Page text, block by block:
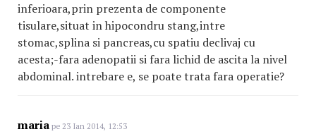
inferioara,prin prezenta de componente
tisulare,situat in hipocondru stang,intre
stomac,splina si pancreas,cu spatiu declivaj cu
acesta;-fara adenopatii si fara lichid de ascita la nivel
abdominal. intrebare e, se poate trata fara operatie?
maria pe 23 Ian 2014, 12:53